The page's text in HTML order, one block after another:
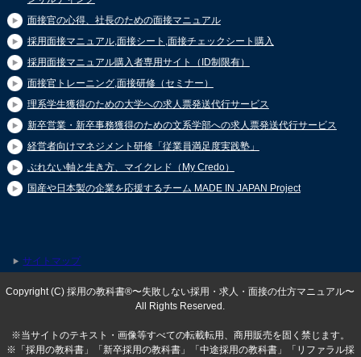
面接官の心得、社長のための面接マニュアル
採用面接マニュアル,面接シート,面接チェックシート購入
採用面接マニュアル購入者専用サイト（ID制限有）
面接官トレーニング,面接研修（セミナー）
理系学生獲得のための大学への求人票発送代行サービス
新卒営業・新卒事務獲得のための文系学部への求人票発送代行サービス
経営者向けマネジメント研修「従業員満足度実践塾」
ぶれない軸と生き方、マイクレド（My Credo）
国産や日本製の企業を応援するチーム MADE IN JAPAN Project
サイトマップ
Copyright (C) 採用の教科書®〜失敗しない採用・求人・面接の仕方マニュアル〜
All Rights Reserved.
※当サイトのテキスト・画像等すべての転載転用、商用販売を固く禁じます。
※「採用の教科書」「新卒採用の教科書」「中途採用の教科書」「リファラル採